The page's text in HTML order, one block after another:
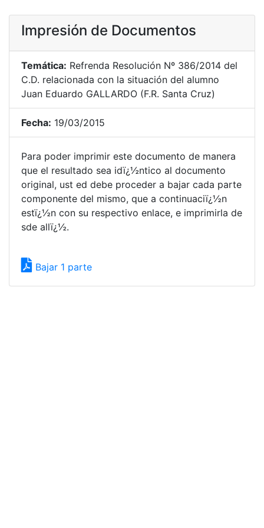
Impresión de Documentos
Temática: Refrenda Resolución Nº 386/2014 del
C.D. relacionada con la situación del alumno
Juan Eduardo GALLARDO (F.R. Santa Cruz)
Fecha: 19/03/2015
Para poder imprimir este documento de manera
que el resultado sea idï¿½ntico al documento
original, ust ed debe proceder a bajar cada parte
componente del mismo, que a continuaciï¿½n
estï¿½n con su respectivo enlace, e imprimirla de
sde allï¿½.
Bajar 1 parte